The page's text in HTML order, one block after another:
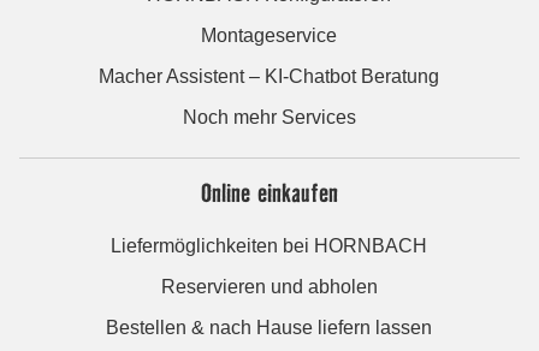
Montageservice
Macher Assistent – KI-Chatbot Beratung
Noch mehr Services
Online einkaufen
Liefermöglichkeiten bei HORNBACH
Reservieren und abholen
Bestellen & nach Hause liefern lassen